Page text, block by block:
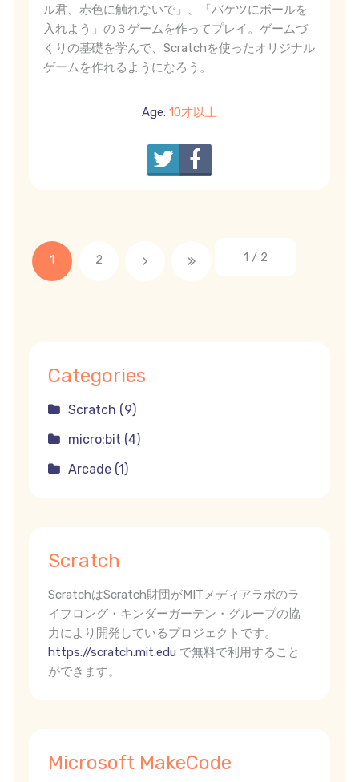
ル君、赤色に触れないで」、「バケツにボールを
入れよう」の３ゲームを作ってプレイ。ゲームづ
くりの基礎を学んで、Scratchを使ったオリジナル
ゲームを作れるようになろう。
Age: 10才以上
1 / 2
1 2
Categories
Scratch (9)
micro:bit (4)
Arcade (1)
Scratch
ScratchはScratch財団がMITメディアラボのラ
イフロング・キンダーガーテン・グループの協
力により開発しているプロジェクトです。
https://scratch.mit.edu で無料で利用すること
ができます。
Microsoft MakeCode